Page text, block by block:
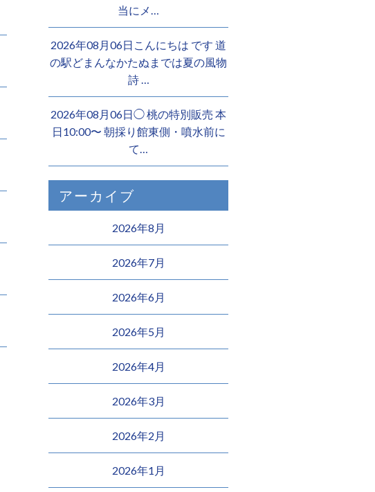
当にメ…
2026年08月06日こんにちは︎ です️ 道
の駅どまんなかたぬまでは夏の風物
詩 …
2026年08月06日◯ 桃の特別販売 本
日10:00〜 朝採り館東側・噴水前に
て…
アーカイブ
2026年8月
2026年7月
2026年6月
2026年5月
2026年4月
2026年3月
2026年2月
2026年1月